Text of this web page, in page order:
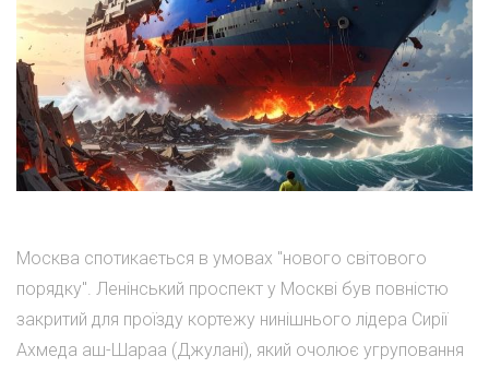
Москва спотикається в умовах "нового світового
порядку". Ленінський проспект у Москві був повністю
закритий для проїзду кортежу нинішнього лідера Сирії
Ахмеда аш-Шараа (Джулані), який очолює угруповання